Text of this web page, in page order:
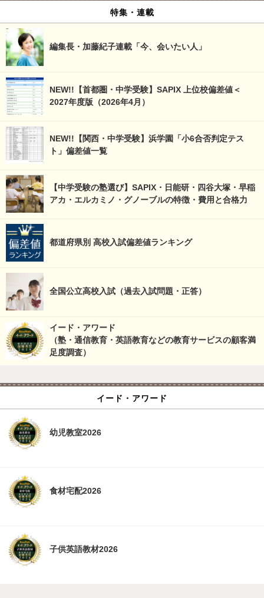
特集・連載
編集長・加藤紀子連載「今、会いたい人」
NEW!!【首都圏・中学受験】SAPIX 上位校偏差値＜
2027年度版（2026年4月）
NEW!!【関西・中学受験】浜学園「小6合否判定テス
ト」偏差値一覧
【中学受験の塾選び】SAPIX・日能研・四谷大塚・早稲
アカ・エルカミノ・グノーブルの特徴・費用と合格力
都道府県別 高校入試偏差値ランキング
全国公立高校入試（過去入試問題・正答）
イード・アワード
（塾・通信教育・英語教育などの教育サービスの顧客満
足度調査）
イード・アワード
幼児教室2026
食材宅配2026
子供英語教材2026